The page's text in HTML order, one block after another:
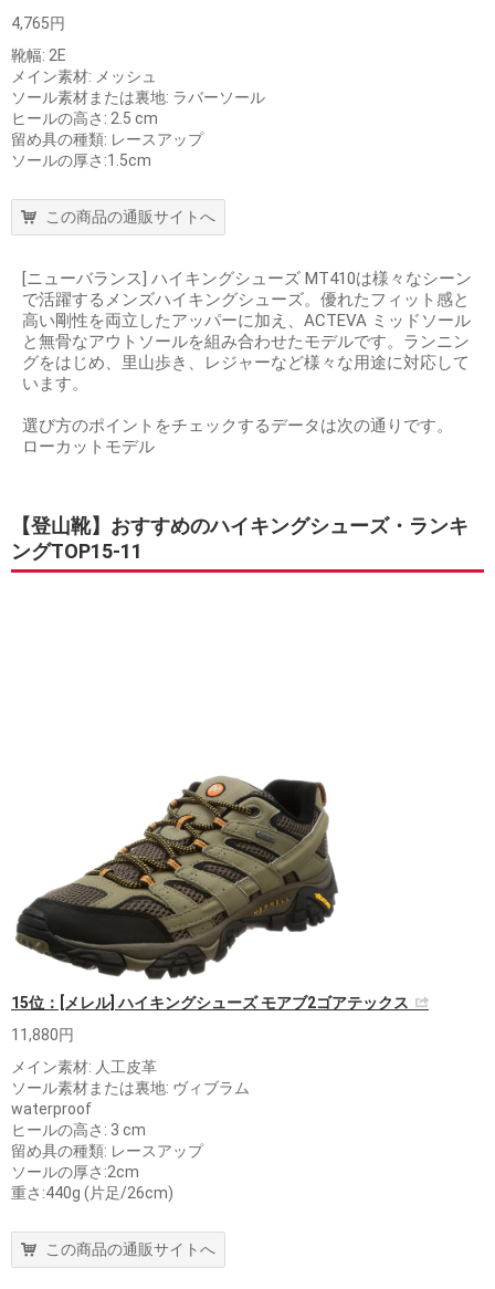
4,765円
靴幅: 2E
メイン素材: メッシュ
ソール素材または裏地: ラバーソール
ヒールの高さ: 2.5 cm
留め具の種類: レースアップ
ソールの厚さ:1.5cm
この商品の通販サイトへ
[ニューバランス] ハイキングシューズ MT410は様々なシーン
で活躍するメンズハイキングシューズ。優れたフィット感と
高い剛性を両立したアッパーに加え、ACTEVA ミッドソール
と無骨なアウトソールを組み合わせたモデルです。ランニン
グをはじめ、里山歩き、レジャーなど様々な用途に対応して
います。
選び方のポイントをチェックするデータは次の通りです。
ローカットモデル
【登山靴】おすすめのハイキングシューズ・ランキ
ングTOP15-11
15位：[メレル] ハイキングシューズ モアブ2ゴアテックス
11,880円
メイン素材: 人工皮革
ソール素材または裏地: ヴィブラム
waterproof
ヒールの高さ: 3 cm
留め具の種類: レースアップ
ソールの厚さ:2cm
重さ:440g (片足/26cm)
この商品の通販サイトへ